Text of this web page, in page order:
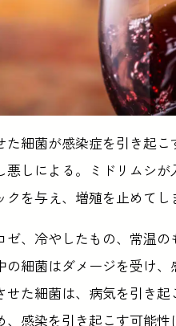
た細菌が感染症を引き起
悪しによる。ミドリムシ
を与え、増殖を止めてし
ゼ、冷やしたもの、常温
の細菌はダメージを受け
せた細菌は、病気を引き
、感染を引き起こす可能